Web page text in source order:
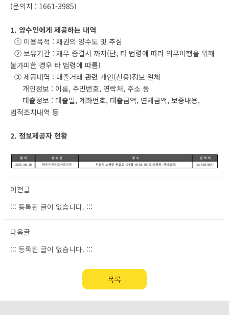
(문의처 : 1661-3985)
1. 양수인에게 제공하는 내역
① 이용목적 : 채권의 양수도 및 추심
② 보유기간 : 채무 종결시 까지(단, 타 법령에 따라 의무이행을 위해
불가피한 경우 타 법령에 따름)
③ 제공내역 : 대출거래 관련 개인(신용)정보 일체
개인정보 : 이름, 주민번호, 연락처, 주소 등
대출정보 : 대출일, 계좌번호, 대출금액, 연체금액, 보증내용,
법적조치내역 등
2. 정보제공자 현황
이전글
::: 등록된 글이 없습니다. :::
다음글
::: 등록된 글이 없습니다. :::
목록